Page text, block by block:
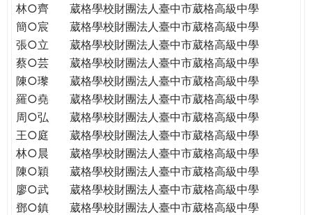
林○齊
葳格學校財團法人臺中市葳格高級中學
簡○宸
葳格學校財團法人臺中市葳格高級中學
張○立
葳格學校財團法人臺中市葳格高級中學
蔡○芸
葳格學校財團法人臺中市葳格高級中學
陳○瓈
葳格學校財團法人臺中市葳格高級中學
羅○堯
葳格學校財團法人臺中市葳格高級中學
周○弘
葳格學校財團法人臺中市葳格高級中學
王○庭
葳格學校財團法人臺中市葳格高級中學
林○晨
葳格學校財團法人臺中市葳格高級中學
陳○穎
葳格學校財團法人臺中市葳格高級中學
廖○武
葳格學校財團法人臺中市葳格高級中學
鄧○鎮
葳格學校財團法人臺中市葳格高級中學